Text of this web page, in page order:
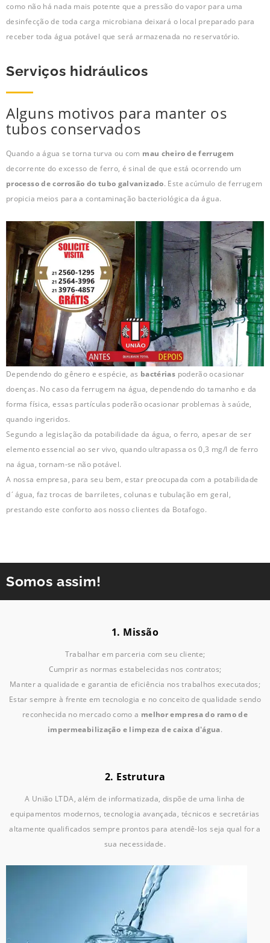
como não há nada mais potente que a pressão do vapor para uma
desinfecção de toda carga microbiana deixará o local preparado para
receber toda água potável que será armazenada no reservatório.
Serviços hidráulicos
Alguns motivos para manter os
tubos conservados
Quando a água se torna turva ou com mau cheiro de ferrugem
decorrente do excesso de ferro, é sinal de que está ocorrendo um
processo de corrosão do tubo galvanizado. Este acúmulo de ferrugem
propicia meios para a contaminação bacteriológica da água.
Dependendo do gênero e espécie, as bactérias poderão ocasionar
doenças. No caso da ferrugem na água, dependendo do tamanho e da
forma física, essas partículas poderão ocasionar problemas à saúde,
quando ingeridos.
Segundo a legislação da potabilidade da água, o ferro, apesar de ser
elemento essencial ao ser vivo, quando ultrapassa os 0,3 mg/l de ferro
na água, tornam-se não potável.
A nossa empresa, para seu bem, estar preocupada com a potabilidade
d´água, faz trocas de barriletes, colunas e tubulação em geral,
prestando este conforto aos nosso clientes da Botafogo.
Somos assim!
1. Missão
Trabalhar em parceria com seu cliente;
Cumprir as normas estabelecidas nos contratos;
Manter a qualidade e garantia de eficiência nos trabalhos executados;
Estar sempre à frente em tecnologia e no conceito de qualidade sendo
reconhecida no mercado como a melhor empresa do ramo de
impermeabilização e limpeza de caixa d'água.
2. Estrutura
A União LTDA, além de informatizada, dispõe de uma linha de
equipamentos modernos, tecnologia avançada, técnicos e secretárias
altamente qualificados sempre prontos para atendê-los seja qual for a
sua necessidade.